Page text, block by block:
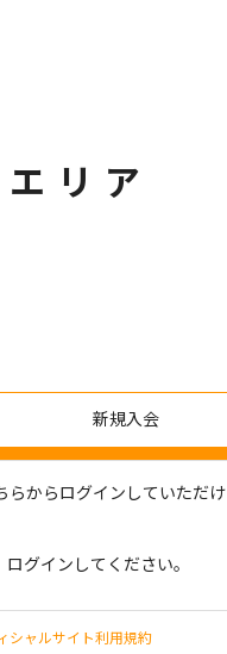
リア
新規入会
からログインしていただけ
グインしてください。
ャルサイト利用規約